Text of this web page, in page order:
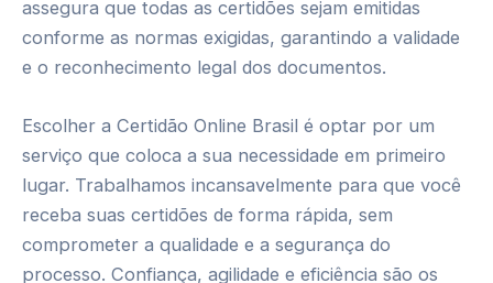
assegura que todas as certidões sejam emitidas
conforme as normas exigidas, garantindo a validade
e o reconhecimento legal dos documentos.
Escolher a Certidão Online Brasil é optar por um
serviço que coloca a sua necessidade em primeiro
lugar. Trabalhamos incansavelmente para que você
receba suas certidões de forma rápida, sem
comprometer a qualidade e a segurança do
processo. Confiança, agilidade e eficiência são os